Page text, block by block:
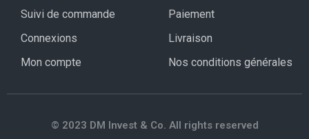
Suivi de commande
Connexions
Mon compte
Paiement
Livraison
Nos conditions générales
© 2023 DM Invest & Co. All rights reserved